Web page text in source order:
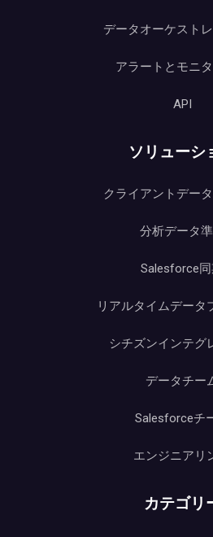
データオーケスト
アラートとモニ
API
ソリューシ
クライアントデー
分析データ
Salesforce同
リアルタイムデータ
シチズンインテグ
データチー
Salesforceチ
エンジニアリ
カテゴリ